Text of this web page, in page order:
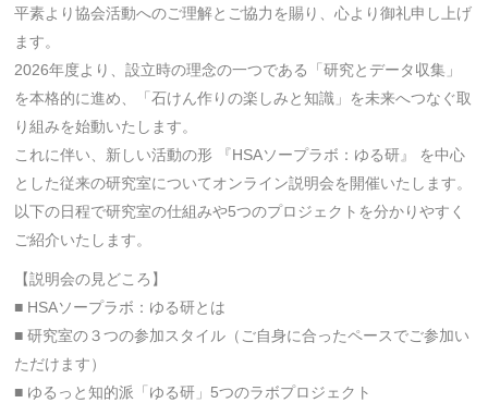
犬の石けん処方士
指定教室 申込みフォーム
会員専用：検定講師講習会、勉強会
会員専用：講師登録フォーム
会員専用：ダウンロード
会員専用：原料購入
平素より協会活動へのご理解とご協力を賜り、心より御礼申し上げ
ます。
2026年度より、設立時の理念の一つである「研究とデータ収集」
を本格的に進め、「石けん作りの楽しみと知識」を未来へつなぐ取
り組みを始動いたします。
これに伴い、新しい活動の形 『HSAソープラボ：ゆる研』 を中心
とした従来の研究室についてオンライン説明会を開催いたします。
以下の日程で研究室の仕組みや5つのプロジェクトを分かりやすく
ご紹介いたします。
【説明会の見どころ】
■ HSAソープラボ：ゆる研とは
■ 研究室の３つの参加スタイル（ご自身に合ったペースでご参加い
ただけます）
■ ゆるっと知的派「ゆる研」5つのラボプロジェクト